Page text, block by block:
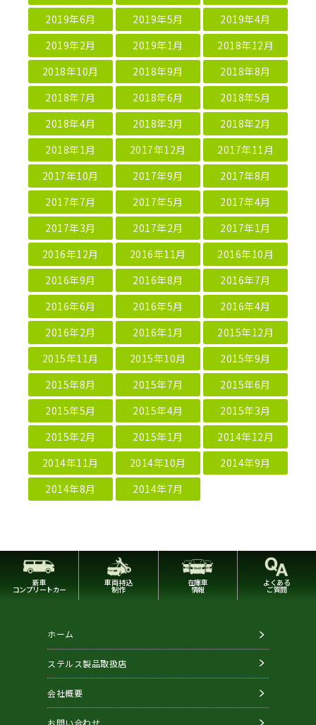
2019年6月
2019年5月
2019年4月
2019年2月
2019年1月
2018年12月
2018年10月
2018年9月
2018年8月
2018年7月
2018年6月
2018年5月
2018年4月
2018年3月
2018年2月
2018年1月
2017年12月
2017年11月
2017年10月
2017年9月
2017年8月
2017年7月
2017年5月
2017年4月
2017年3月
2017年2月
2017年1月
2016年12月
2016年11月
2016年10月
2016年9月
2016年8月
2016年7月
2016年6月
2016年5月
2016年4月
2016年2月
2016年1月
2015年12月
2015年11月
2015年10月
2015年9月
2015年8月
2015年7月
2015年6月
2015年5月
2015年4月
2015年3月
2015年2月
2015年1月
2014年12月
2014年11月
2014年10月
2014年9月
2014年8月
2014年7月
新車
コンプリートカー
車両持込
制作
在庫車
情報
よくある
ご質問
ホーム
ステルス製品取扱店
会社概要
お問い合わせ